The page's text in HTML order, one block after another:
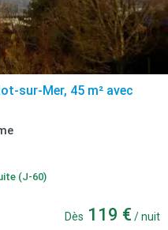
sur-Mer, 45 m² avec
(J-60)
Dès 119 € / nuit